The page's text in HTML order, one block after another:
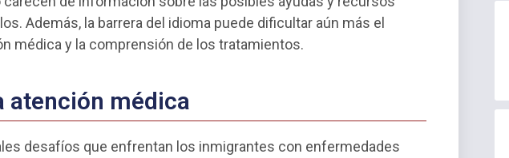
Además, la barrera del idioma puede dificultar aún más el
médica y la comprensión de los tratamientos.
atención médica
desafíos que enfrentan los inmigrantes con enfermedades